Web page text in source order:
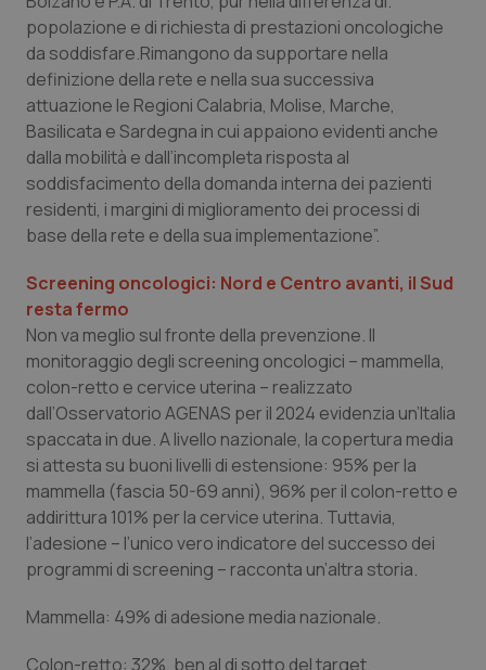
popolazione e di richiesta di prestazioni oncologiche
da soddisfare.Rimangono da supportare nella
definizione della rete e nella sua successiva
attuazione le Regioni Calabria, Molise, Marche,
Basilicata e Sardegna in cui appaiono evidenti anche
dalla mobilità e dall’incompleta risposta al
soddisfacimento della domanda interna dei pazienti
residenti, i margini di miglioramento dei processi di
base della rete e della sua implementazione”.
Screening oncologici: Nord e Centro avanti, il Sud
resta fermo
Non va meglio sul fronte della prevenzione. Il
monitoraggio degli screening oncologici – mammella,
colon-retto e cervice uterina – realizzato
dall’Osservatorio AGENAS per il 2024 evidenzia un’Italia
spaccata in due. A livello nazionale, la copertura media
si attesta su buoni livelli di estensione: 95% per la
mammella (fascia 50-69 anni), 96% per il colon-retto e
addirittura 101% per la cervice uterina. Tuttavia,
l’adesione – l’unico vero indicatore del successo dei
programmi di screening – racconta un’altra storia.
Mammella: 49% di adesione media nazionale.
Colon-retto: 32%, ben al di sotto del target.